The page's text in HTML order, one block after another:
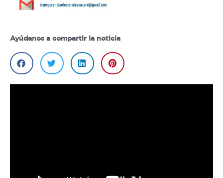
Ayúdanos a compartir la noticia